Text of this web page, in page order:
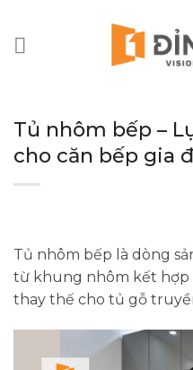
nội
Tủ nhôm bếp –
cho căn bếp gia
Tủ nhôm bếp là dòng
từ khung nhôm kết hợp
thay thế cho tủ gỗ